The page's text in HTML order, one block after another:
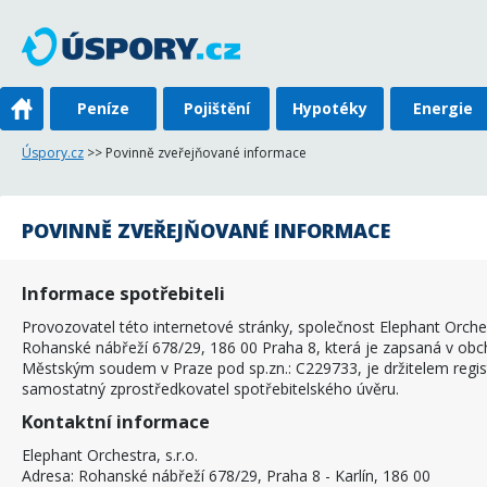
Peníze Pojištění Hypotéky Energie
Úspory.cz >> Povinně zveřejňované informace
POVINNĚ ZVEŘEJŇOVANÉ INFORMACE
Informace spotřebiteli
Provozovatel této internetové stránky, společnost Elephant
Rohanské nábřeží 678/29, 186 00 Praha 8, která je zapsaná v
Městským soudem v Praze pod sp.zn.: C229733, je držitelem
samostatný zprostředkovatel spotřebitelského úvěru.
Kontaktní informace
Elephant Orchestra, s.r.o.
Adresa: Rohanské nábřeží 678/29, Praha 8 - Karlín, 186 00